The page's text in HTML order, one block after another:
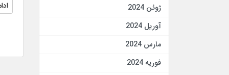
ژوئن 2024
آوریل 2024
مارس 2024
فوریه 2024